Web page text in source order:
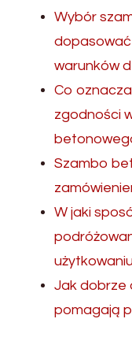
Wybór
dopasować
warunków
Co
zgodności
Szambo
W jaki
użytkowaniu
Jak dobrze
pomagają